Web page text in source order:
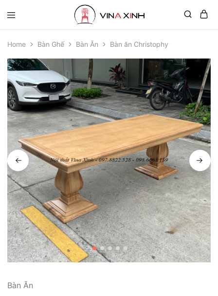
Home Bàn Ghế Bàn Ăn Bàn ăn Christophy
Bàn Ăn